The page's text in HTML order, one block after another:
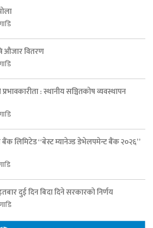
औजार वितरण
प्रभावकारीता : स्थानीय सञ्चितकोष व्यवस्थापन
बैंक लिमिटेड “बेस्ट म्यानेज्ड डेभेलपमेन्ट बैंक २०२६”
दुई दिन बिदा दिने सरकारको निर्णय